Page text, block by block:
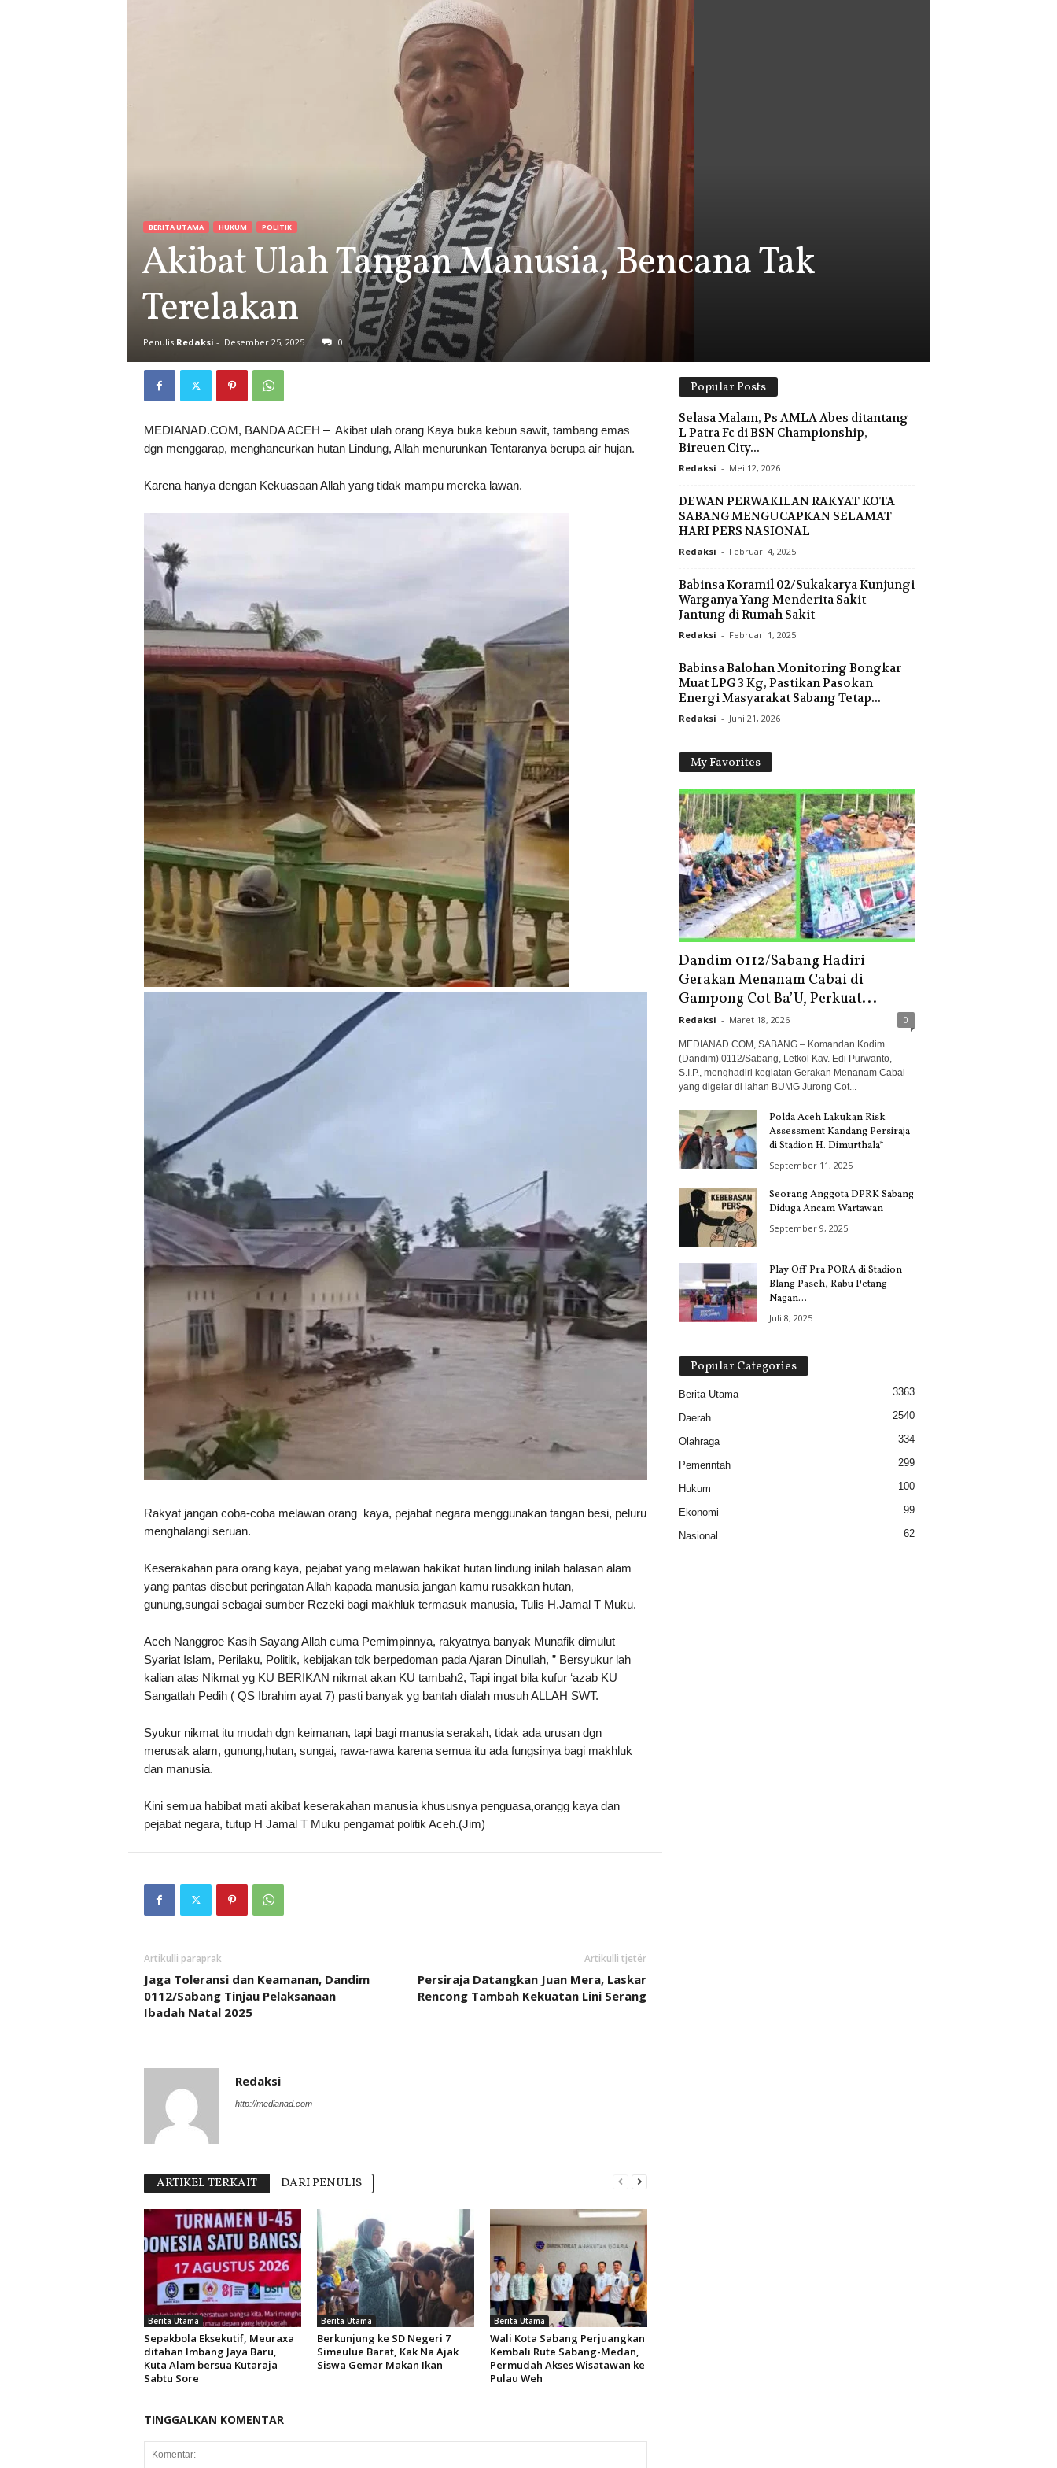
BERITA UTAMA HUKUM POLITIK
Akibat Ulah Tangan Manusia, Bencana Tak
Terelakan
Penulis Redaksi - Desember 25, 2025 0
MEDIANAD.COM, BANDA ACEH – Akibat ulah orang Kaya buka kebun sawit, tambang emas
dgn menggarap, menghancurkan hutan Lindung, Allah menurunkan Tentaranya berupa air hujan.
Karena hanya dengan Kekuasaan Allah yang tidak mampu mereka lawan.
Rakyat jangan coba-coba melawan orang kaya, pejabat negara menggunakan tangan besi, peluru
menghalangi seruan.
Keserakahan para orang kaya, pejabat yang melawan hakikat hutan lindung inilah balasan alam
yang pantas disebut peringatan Allah kapada manusia jangan kamu rusakkan hutan,
gunung,sungai sebagai sumber Rezeki bagi makhluk termasuk manusia, Tulis H.Jamal T Muku.
Aceh Nanggroe Kasih Sayang Allah cuma Pemimpinnya, rakyatnya banyak Munafik dimulut
Syariat Islam, Perilaku, Politik, kebijakan tdk berpedoman pada Ajaran Dinullah, ” Bersyukur lah
kalian atas Nikmat yg KU BERIKAN nikmat akan KU tambah2, Tapi ingat bila kufur ‘azab KU
Sangatlah Pedih ( QS Ibrahim ayat 7) pasti banyak yg bantah dialah musuh ALLAH SWT.
Syukur nikmat itu mudah dgn keimanan, tapi bagi manusia serakah, tidak ada urusan dgn
merusak alam, gunung,hutan, sungai, rawa-rawa karena semua itu ada fungsinya bagi makhluk
dan manusia.
Kini semua habibat mati akibat keserakahan manusia khususnya penguasa,orangg kaya dan
pejabat negara, tutup H Jamal T Muku pengamat politik Aceh.(Jim)
Artikulli paraprak
Jaga Toleransi dan Keamanan, Dandim
0112/Sabang Tinjau Pelaksanaan
Ibadah Natal 2025
Artikulli tjetër
Persiraja Datangkan Juan Mera, Laskar
Rencong Tambah Kekuatan Lini Serang
Redaksi
http://medianad.com
ARTIKEL TERKAIT DARI PENULIS
Berita Utama
Sepakbola Eksekutif, Meuraxa
ditahan Imbang Jaya Baru,
Kuta Alam bersua Kutaraja
Sabtu Sore
Berita Utama
Berkunjung ke SD Negeri 7
Simeulue Barat, Kak Na Ajak
Siswa Gemar Makan Ikan
Berita Utama
Wali Kota Sabang Perjuangkan
Kembali Rute Sabang-Medan,
Permudah Akses Wisatawan ke
Pulau Weh
TINGGALKAN KOMENTAR
Popular Posts
Selasa Malam, Ps AMLA Abes ditantang
L Patra Fc di BSN Championship,
Bireuen City...
Redaksi - Mei 12, 2026
DEWAN PERWAKILAN RAKYAT KOTA
SABANG MENGUCAPKAN SELAMAT
HARI PERS NASIONAL
Redaksi - Februari 4, 2025
Babinsa Koramil 02/Sukakarya Kunjungi
Warganya Yang Menderita Sakit
Jantung di Rumah Sakit
Redaksi - Februari 1, 2025
Babinsa Balohan Monitoring Bongkar
Muat LPG 3 Kg, Pastikan Pasokan
Energi Masyarakat Sabang Tetap...
Redaksi - Juni 21, 2026
My Favorites
Dandim 0112/Sabang Hadiri
Gerakan Menanam Cabai di
Gampong Cot Ba’U, Perkuat...
Redaksi - Maret 18, 2026 0
MEDIANAD.COM, SABANG – Komandan Kodim
(Dandim) 0112/Sabang, Letkol Kav. Edi Purwanto,
S.I.P., menghadiri kegiatan Gerakan Menanam Cabai
yang digelar di lahan BUMG Jurong Cot...
Polda Aceh Lakukan Risk
Assessment Kandang Persiraja
di Stadion H. Dimurthala*
September 11, 2025
Seorang Anggota DPRK Sabang
Diduga Ancam Wartawan
September 9, 2025
Play Off Pra PORA di Stadion
Blang Paseh, Rabu Petang
Nagan...
Juli 8, 2025
Popular Categories
Berita Utama 3363
Daerah 2540
Olahraga 334
Pemerintah 299
Hukum 100
Ekonomi 99
Nasional 62